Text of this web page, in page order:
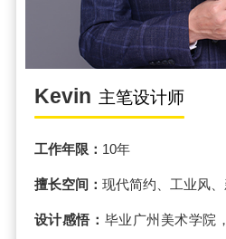
Kevin 主笔设计师
工作年限： 10年
擅长空间： 现代简约、工业风
设计感悟： 毕业广州美术学院